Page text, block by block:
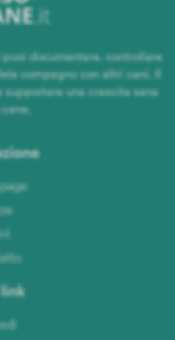
documentare, controllare
compagno con altri cani. Il
una crescita sana